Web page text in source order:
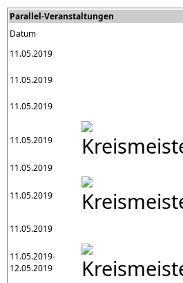
Parallel-Veranstaltungen
Datum
11.05.2019
11.05.2019
11.05.2019
11.05.2019
11.05.2019
11.05.2019
11.05.2019
11.05.2019-
12.05.2019